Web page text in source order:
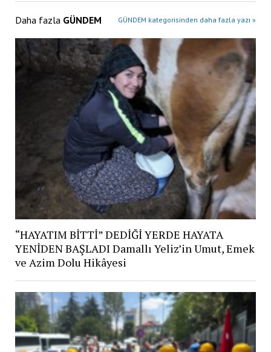
Daha fazla GÜNDEM GÜNDEM kategorisinden daha fazla yazı »
“HAYATIM BİTTİ” DEDİĞİ YERDE HAYATA
YENİDEN BAŞLADI Damallı Yeliz’in Umut, Emek
ve Azim Dolu Hikâyesi